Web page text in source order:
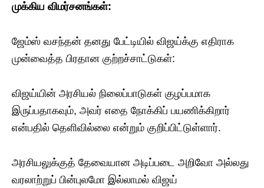
முக்கிய விமர்சனங்கள்:
​ஜேம்ஸ் வசந்தன் தனது பேட்டியில் விஜய்க்கு எதிராக
முன்வைத்த பிரதான குற்றச்சாட்டுகள்:​
விஜய்யின் அரசியல் நிலைப்பாடுகள் குழப்பமாக
இருப்பதாகவும், அவர் எதை நோக்கிப் பயணிக்கிறார்
என்பதில் தெளிவில்லை என்றும் குறிப்பிட்டுள்ளார்.
​அரசியலுக்குத் தேவையான அடிப்படை அறிவோ அல்லது
வரலாற்றுப் பின்புலமோ இல்லாமல் விஜய்